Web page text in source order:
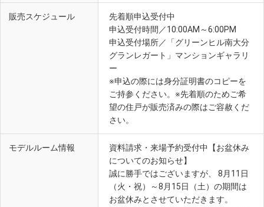
販売スケジュール
先着順申込受付中
申込受付時間／10:00AM～6:00PM
申込受付場所／「グリーンヒル南大分
グランレガート」マンションギャラリ
ー
※申込の際には身分証明書のコピーを
ご持参ください。※先着順のためご希
望の住戸が販売済みの際はご容赦くだ
さい。
モデルルーム情報
資料請求・来場予約受付中【お盆休み
についてのお知らせ】
誠に勝手ではございますが、 8月11日
（火・祝）～8月15日（土）の期間は
お盆休みとさせていただきます。